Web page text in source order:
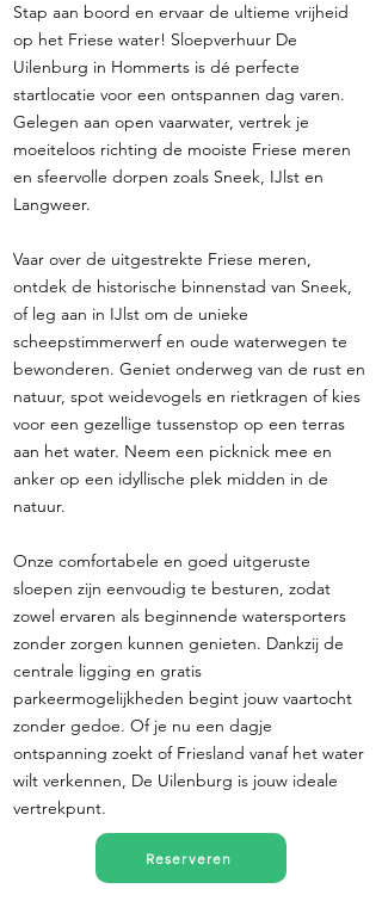
Stap aan boord en ervaar de ultieme vrijheid
op het Friese water! Sloepverhuur De
Uilenburg in Hommerts is dé perfecte
startlocatie voor een ontspannen dag varen.
Gelegen aan open vaarwater, vertrek je
moeiteloos richting de mooiste Friese meren
en sfeervolle dorpen zoals Sneek, IJlst en
Langweer.
Vaar over de uitgestrekte Friese meren,
ontdek de historische binnenstad van Sneek,
of leg aan in IJlst om de unieke
scheepstimmerwerf en oude waterwegen te
bewonderen. Geniet onderweg van de rust en
natuur, spot weidevogels en rietkragen of kies
voor een gezellige tussenstop op een terras
aan het water. Neem een picknick mee en
anker op een idyllische plek midden in de
natuur.
Onze comfortabele en goed uitgeruste
sloepen zijn eenvoudig te besturen, zodat
zowel ervaren als beginnende watersporters
zonder zorgen kunnen genieten. Dankzij de
centrale ligging en gratis
parkeermogelijkheden begint jouw vaartocht
zonder gedoe. Of je nu een dagje
ontspanning zoekt of Friesland vanaf het water
wilt verkennen, De Uilenburg is jouw ideale
vertrekpunt.
Reserveren